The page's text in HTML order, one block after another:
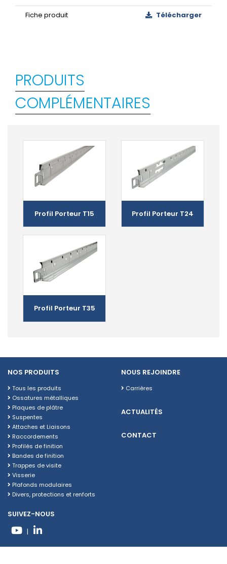
Fiche produit Télécharger
PRODUITS
COMPLÉMENTAIRES
Profil Porteur T15 Profil Porteur T24
Profil Porteur T35
NOS PRODUITS
Tous les produits
Ossatures métalliques
Plaques de plâtre
Suspentes
Attaches et Liaisons
Raccordements
Profilés de finition
Bandes de finition
Trappes de visite
Visserie
Plafonds modulaires
Divers, protections et renforts
NOUS REJOINDRE
Carrières
ACTUALITÉS
CONTACT
SUIVEZ-NOUS
|